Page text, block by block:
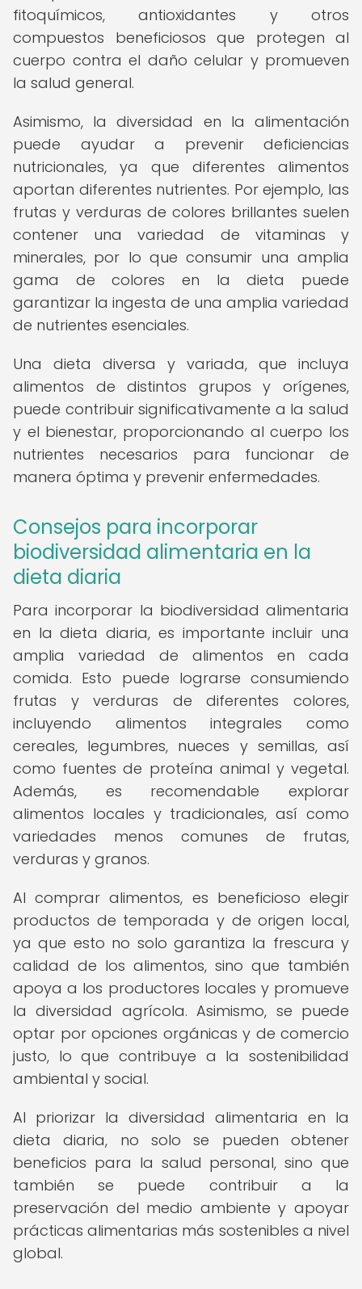
fitoquímicos, antioxidantes y otros
compuestos beneficiosos que protegen al
cuerpo contra el daño celular y promueven
la salud general.
Asimismo, la diversidad en la alimentación
puede ayudar a prevenir deficiencias
nutricionales, ya que diferentes alimentos
aportan diferentes nutrientes. Por ejemplo, las
frutas y verduras de colores brillantes suelen
contener una variedad de vitaminas y
minerales, por lo que consumir una amplia
gama de colores en la dieta puede
garantizar la ingesta de una amplia variedad
de nutrientes esenciales.
Una dieta diversa y variada, que incluya
alimentos de distintos grupos y orígenes,
puede contribuir significativamente a la salud
y el bienestar, proporcionando al cuerpo los
nutrientes necesarios para funcionar de
manera óptima y prevenir enfermedades.
Consejos para incorporar
biodiversidad alimentaria en la
dieta diaria
Para incorporar la biodiversidad alimentaria
en la dieta diaria, es importante incluir una
amplia variedad de alimentos en cada
comida. Esto puede lograrse consumiendo
frutas y verduras de diferentes colores,
incluyendo alimentos integrales como
cereales, legumbres, nueces y semillas, así
como fuentes de proteína animal y vegetal.
Además, es recomendable explorar
alimentos locales y tradicionales, así como
variedades menos comunes de frutas,
verduras y granos.
Al comprar alimentos, es beneficioso elegir
productos de temporada y de origen local,
ya que esto no solo garantiza la frescura y
calidad de los alimentos, sino que también
apoya a los productores locales y promueve
la diversidad agrícola. Asimismo, se puede
optar por opciones orgánicas y de comercio
justo, lo que contribuye a la sostenibilidad
ambiental y social.
Al priorizar la diversidad alimentaria en la
dieta diaria, no solo se pueden obtener
beneficios para la salud personal, sino que
también se puede contribuir a la
preservación del medio ambiente y apoyar
prácticas alimentarias más sostenibles a nivel
global.